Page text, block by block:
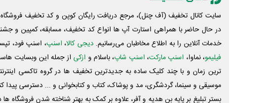
سایت کانال تخفیف (آف چنل)، مرجع دریافت رایگان کوپن و کد تخفیف
در حال حاضر با همراهی استارت آپ ها انواع کد تخفیف، مسابقه، کمپین و
خدمات آنلاین را به اطلاع مخاطبان می‌رسانیم. دیجی کالا، اسنپ، اسنپ فود،
فیلیمو، نماوا، اسنپ مارکت، اسنپ شاپ، باسلام و ازکی از جمله این وبسایت
ترین زمان و با چند کلیک ساده به جدیدترین تخفیف ها در گروه تاکسی
موسیقی و سینما، گردشگری، مد و پوشاک، کتاب و کتابخوانی و ... دسترسی پیدا
بستر تبلیغ بر پایه بن هدیه و آفر، علاوه بر کمک به بهتر شناخته شدن فروشگاه